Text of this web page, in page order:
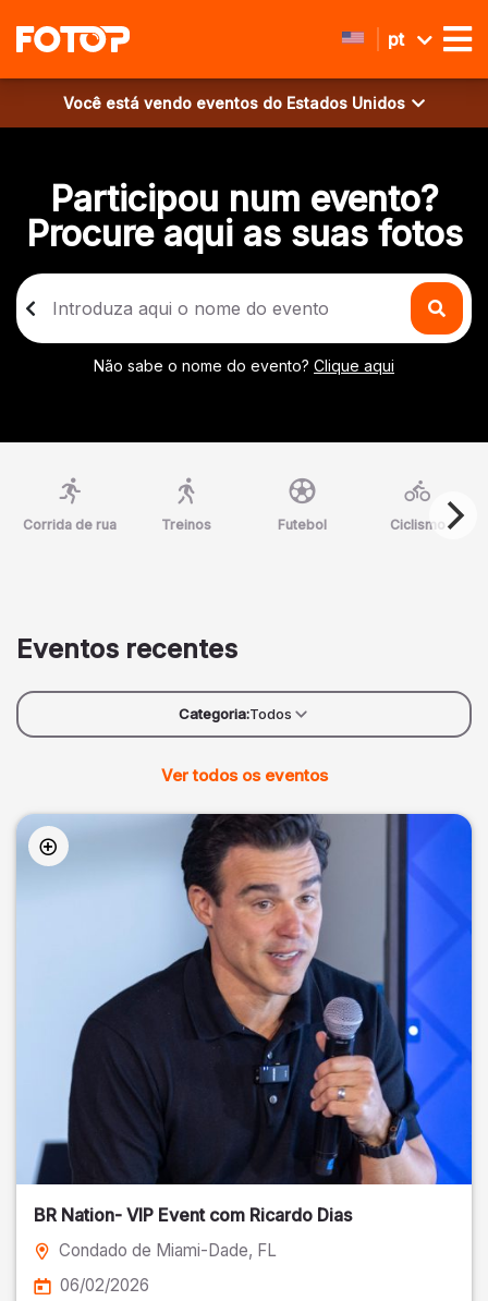
pt
Você está vendo eventos do Estados Unidos
Participou num evento?
Procure aqui as suas fotos
Não sabe o nome do evento? Clique aqui
Corrida de rua Treinos Futebol Ciclismo
Eventos recentes
Categoria:Todos
Ver todos os eventos
BR Nation- VIP Event com Ricardo Dias
Condado de Miami-Dade, FL
06/02/2026